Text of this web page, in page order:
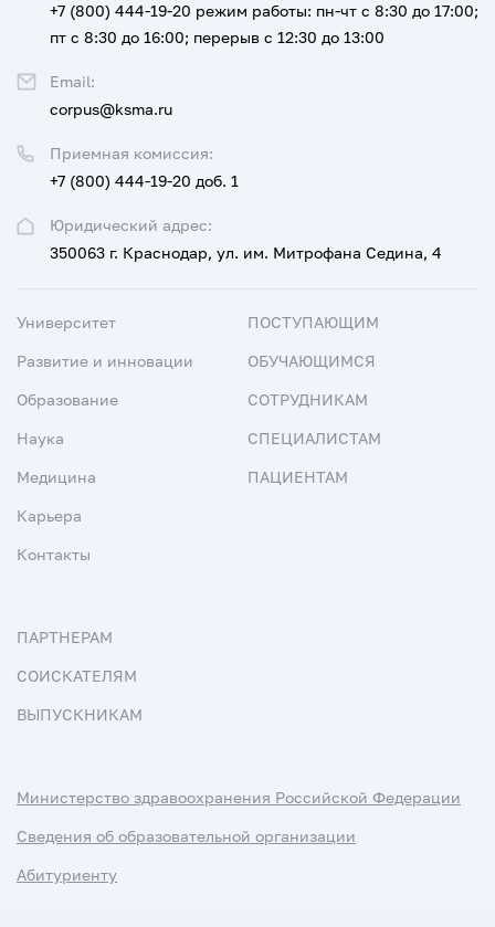
Юридический адрес:
350063 г. Краснодар, ул. им. Митрофана Седина, 4
Приемная комиссия:
+7 (800) 444-19-20 доб. 1
+7 (800) 444-19-20 режим работы: пн-чт с 8:30 до 17:00;
пт с 8:30 до 16:00; перерыв с 12:30 до 13:00
Email:
corpus@ksma.ru
Университет
Развитие и инновации
Образование
Наука
Медицина
Карьера
Контакты
ПОСТУПАЮЩИМ
ОБУЧАЮЩИМСЯ
СОТРУДНИКАМ
СПЕЦИАЛИСТАМ
ПАЦИЕНТАМ
ПАРТНЕРАМ
СОИСКАТЕЛЯМ
ВЫПУСКНИКАМ
Министерство здравоохранения Российской Федерации
Сведения об образовательной организации
Абитуриенту